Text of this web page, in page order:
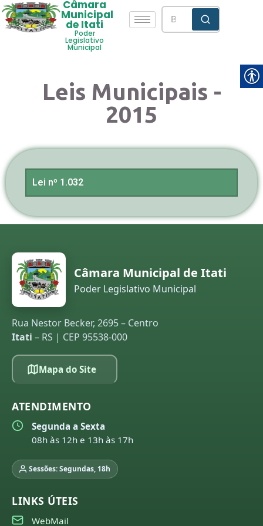
Câmara
Municipal
de Itati
Poder
Legislativo
Municipal
Leis Municipais -
2015
Lei nº 1.032
Câmara Municipal de Itati
Poder Legislativo Municipal
Rua Nestor Becker, 2695 – Centro
Itati – RS | CEP 95538-000
Mapa do Site
ATENDIMENTO
Segunda a Sexta
08h às 12h e 13h às 17h
Sessões: Segundas, 18h
LINKS ÚTEIS
WebMail